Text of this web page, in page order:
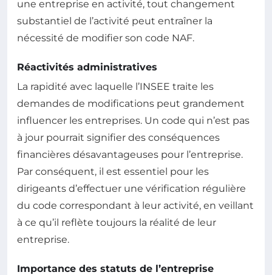
une entreprise en activité, tout changement
substantiel de l’activité peut entraîner la
nécessité de modifier son code NAF.
Réactivités administratives
La rapidité avec laquelle l’INSEE traite les
demandes de modifications peut grandement
influencer les entreprises. Un code qui n’est pas
à jour pourrait signifier des conséquences
financières désavantageuses pour l’entreprise.
Par conséquent, il est essentiel pour les
dirigeants d’effectuer une vérification régulière
du code correspondant à leur activité, en veillant
à ce qu’il reflète toujours la réalité de leur
entreprise.
Importance des statuts de l’entreprise